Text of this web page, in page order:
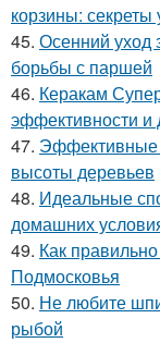
корзины:
45. Осенний уход
борьбы с паршей
46. Керакам
эффективности и
47. Эффективные
высоты деревьев
48. Идеальные
домашних
49. Как
Подмосковья
50. Не любите
рыбой